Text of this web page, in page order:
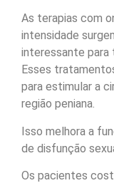
As terapias com
intensidade
interessante para
Esses
para estimular a
região peniana.
Isso melhora a
de disfunção
Os pacientes